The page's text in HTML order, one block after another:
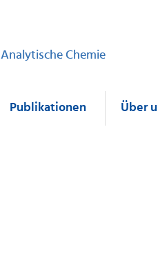
Analytische Chemie
Publikationen Über